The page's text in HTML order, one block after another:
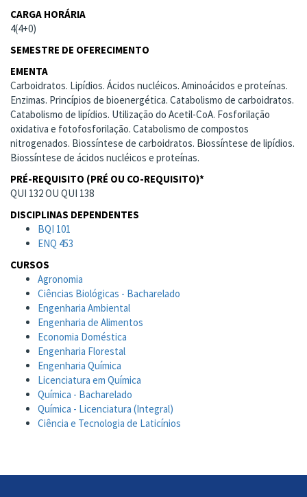
CARGA HORÁRIA
4(4+0)
SEMESTRE DE OFERECIMENTO
EMENTA
Carboidratos. Lipídios. Ácidos nucléicos. Aminoácidos e proteínas.
Enzimas. Princípios de bioenergética. Catabolismo de carboidratos.
Catabolismo de lipídios. Utilização do Acetil-CoA. Fosforilação
oxidativa e fotofosforilação. Catabolismo de compostos
nitrogenados. Biossíntese de carboidratos. Biossíntese de lipídios.
Biossíntese de ácidos nucléicos e proteínas.
PRÉ-REQUISITO (PRÉ OU CO-REQUISITO)*
QUI 132 OU QUI 138
DISCIPLINAS DEPENDENTES
BQI 101
ENQ 453
CURSOS
Agronomia
Ciências Biológicas - Bacharelado
Engenharia Ambiental
Engenharia de Alimentos
Economia Doméstica
Engenharia Florestal
Engenharia Química
Licenciatura em Química
Química - Bacharelado
Química - Licenciatura (Integral)
Ciência e Tecnologia de Laticínios